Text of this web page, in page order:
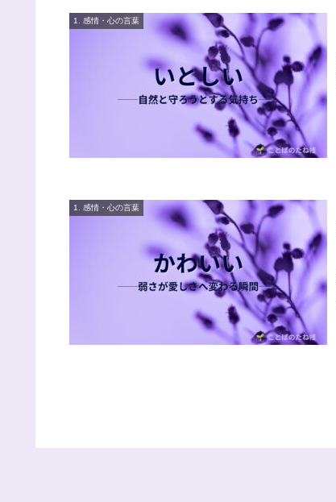
1. 感情・心の言葉
1. 感情・心の言葉